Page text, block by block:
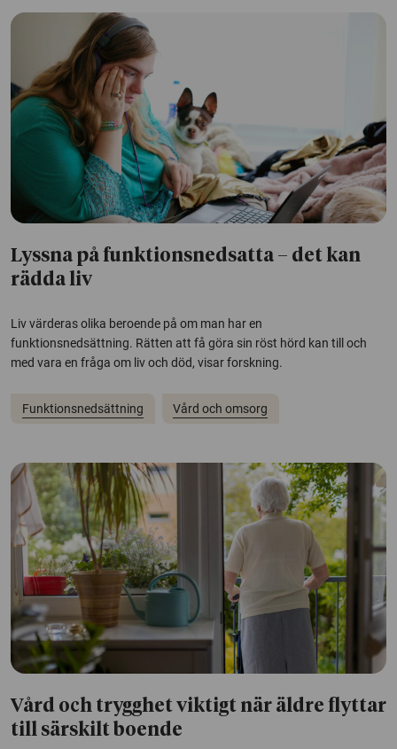
Lyssna på funktionsnedsatta – det kan
rädda liv
Liv värderas olika beroende på om man har en
funktionsnedsättning. Rätten att få göra sin röst hörd kan till och
med vara en fråga om liv och död, visar forskning.
Funktionsnedsättning Vård och omsorg
Vård och trygghet viktigt när äldre flyttar
till särskilt boende